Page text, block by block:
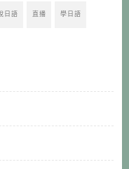
日語 直播 學日語